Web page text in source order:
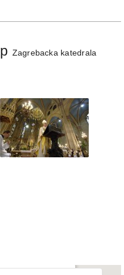
Zagrebacka katedrala